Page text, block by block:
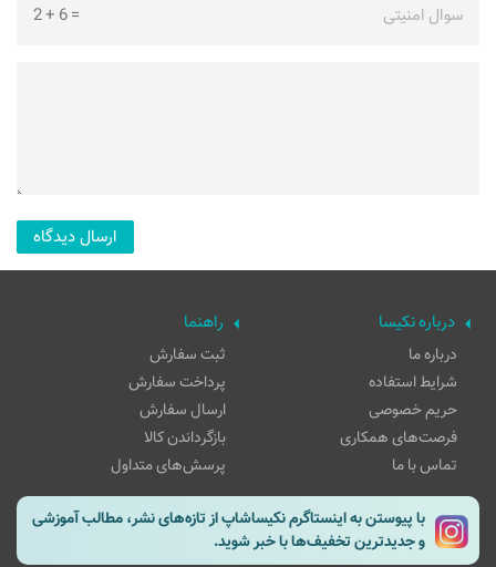
سوال امنیتی =
6
+
2
درباره نکیسا
درباره ما
شرایط استفاده
حریم خصوصی
فرصت‌های همکاری
تماس با ما
راهنما
ثبت سفارش
پرداخت سفارش
ارسال سفارش
بازگرداندن کالا
پرسش‌های متداول
با پیوستن به اینستاگرم نکیساشاپ از تازه‌های نشر، مطالب آموزشی
و جدیدترین تخفیف‌ها با خبر شوید.